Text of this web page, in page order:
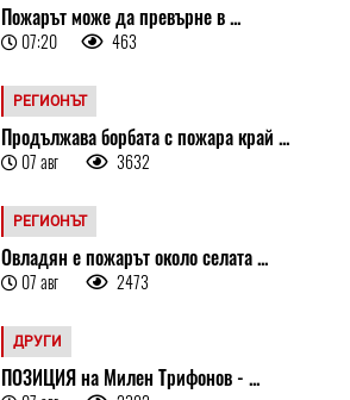
Пожарът може да превърне в ...
07:20 463
РЕГИОНЪТ
Продължава борбата с пожара край ...
07 авг 3632
РЕГИОНЪТ
Овладян е пожарът около селата ...
07 авг 2473
ДРУГИ
ПОЗИЦИЯ на Милен Трифонов - ...